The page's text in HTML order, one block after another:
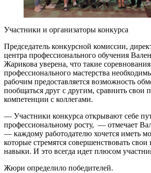
Участники и организаторы конкурса
Председатель конкурсной комиссии,
центра профессионального обучения
Жарикова уверена, что такие соревнования
профессионального мастерства
рабочим предоставляется возможность
пообщаться друг с другим, сравнить свои
компетенции с коллегами.
— Участники конкурса открывают себе
профессиональному росту, — отмечает
— каждому работодателю хочется иметь
которые стремятся совершенствовать
навыки. И это всегда идет плюсом
Жюри определило победителей.